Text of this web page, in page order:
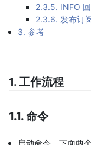
2.3.5. INFO
2.3.6. 发布订
3. 参考
1. 工作流程
1.1. 命令
启动命令。下面两